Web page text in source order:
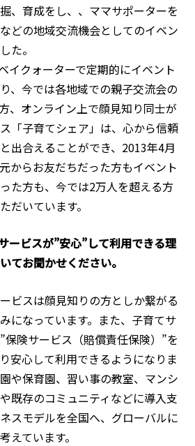
、育成をし、、ママサポーターを
どの地域交流機会としてのイベン
た。
イクォーターで定期的にイベント
、今では各地域での親子交流会の
、オンライン上で顔見知り同士が
「子育てシェア」は、心から信頼
出合えることができ、2013年4月
からお友だちだった方もイベント
た方も、今では2万人を超える方
だいています。
ービスが”安心”して利用できる理
てお聞かせください。
ビスは顔見知りの方としか繋がる
になっています。また、子育てサ
保険サービス（賠償責任保険）”を
安心して利用できるようになりま
や保育園、習い事の教室、マンシ
既存のコミュニティなどに導入支
スモデルを全国へ、グローバルに
えています。